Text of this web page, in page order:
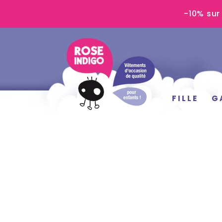
-10%
FILLE